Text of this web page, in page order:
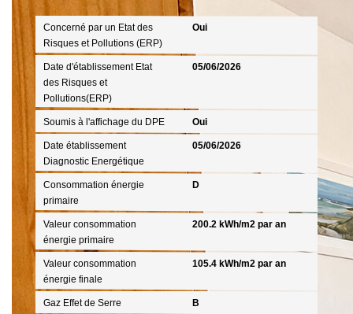
Concerné par un Etat des
Risques et Pollutions (ERP)
Oui
Date d'établissement Etat
des Risques et
Pollutions(ERP)
05/06/2026
Soumis à l'affichage du DPE Oui
Date établissement
Diagnostic Energétique
05/06/2026
Consommation énergie
primaire
D
Valeur consommation
énergie primaire
200.2 kWh/m2 par an
Valeur consommation
énergie finale
105.4 kWh/m2 par an
Gaz Effet de Serre B